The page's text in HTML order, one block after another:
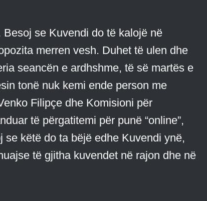
Besoj se Kuvendi do të kalojë në
merren vesh. Duhet të ulen dhe
seancën e ardhshme, të së martës e
tonë nuk kemi ende person me
Filipçe dhe Komisioni për
të përgatitemi për punë “online”,
këtë do ta bëjë edhe Kuvendi ynë,
të gjitha kuvendet në rajon dhe në